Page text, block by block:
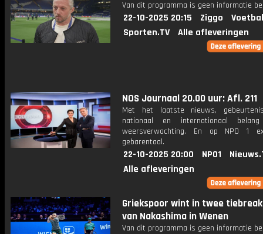
Van dit programma is geen informatie
22-10-2025 20:15 Ziggo
Sporten.TV
Alle afleveringen
NOS Journaal 20.00 uur: Afl. 211
Met het laatste nieuws,
nationaal en internationaal
weersverwachting. En op NPO 1
gebarentaal.
22-10-2025 20:00 NPO1
Alle afleveringen
Griekspoor wint in twee
van Nakashima in Wenen
Van dit programma is geen informatie